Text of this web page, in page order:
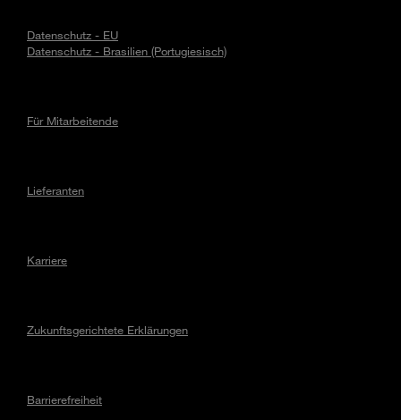
Datenschutz - EU
Datenschutz - Brasilien (Portugiesisch)
Für Mitarbeitende
Lieferanten
Karriere
Zukunftsgerichtete Erklärungen
Barrierefreiheit